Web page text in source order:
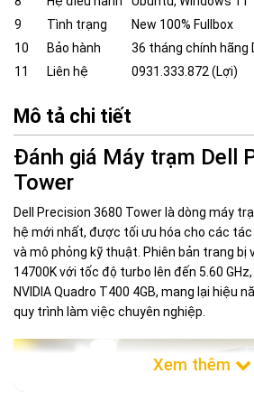
9
Tình trạng
New 100% Fullbox
10
Bảo hành
36 tháng chính hãng
11
Liên hệ 0931.333.872 (Lợi)
Mô tả chi tiết
Đánh giá Máy trạm Dell
Tower
Dell Precision 3680 Tower là dòng máy
hệ mới nhất, được tối ưu hóa cho các tác
và mô phỏng kỹ thuật. Phiên bản trang bị
14700K với tốc độ turbo lên đến 5.60
NVIDIA Quadro T400 4GB, mang lại hiệu
quy trình làm việc chuyên nghiệp.